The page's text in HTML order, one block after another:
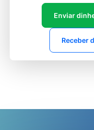
Enviar
Receber